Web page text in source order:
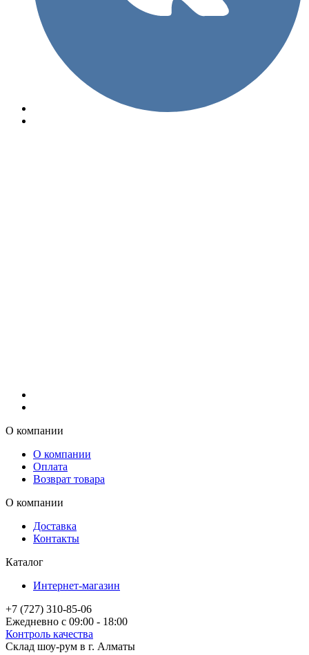
О компании
О компании
Оплата
Возврат товара
О компании
Доставка
Контакты
Каталог
Интернет-магазин
+7 (727) 310-85-06
Ежедневно с 09:00 - 18:00
Контроль качества
Склад шоу-рум в г. Алматы